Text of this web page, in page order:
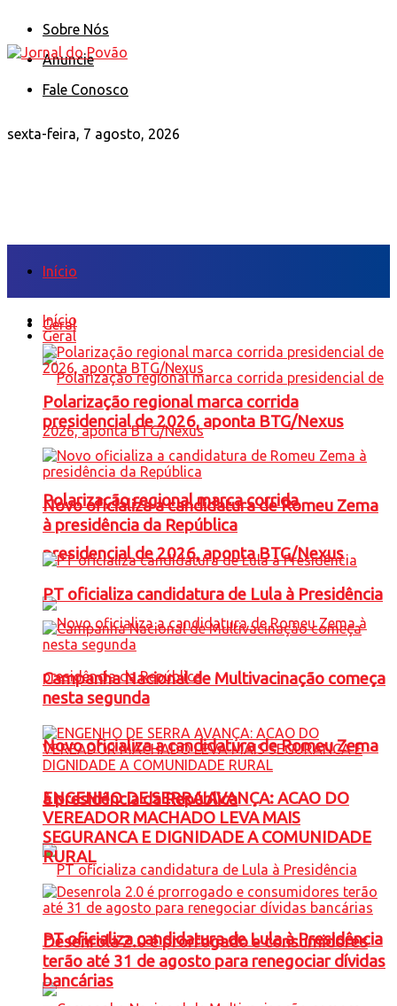
Sobre Nós
Anuncie
Fale Conosco
sexta-feira, 7 agosto, 2026
Início
Geral
Polarização regional marca corrida
presidencial de 2026, aponta BTG/Nexus
Novo oficializa a candidatura de Romeu Zema
à presidência da República
PT oficializa candidatura de Lula à Presidência
Início
Geral
Polarização regional marca corrida
presidencial de 2026, aponta BTG/Nexus
Novo oficializa a candidatura de Romeu Zema
à presidência da República
PT oficializa candidatura de Lula à Presidência
Campanha Nacional de Multivacinação começa
nesta segunda
ENGENHO DE SERRA AVANÇA: ACAO DO
VEREADOR MACHADO LEVA MAIS
SEGURANCA E DIGNIDADE A COMUNIDADE
RURAL
Desenrola 2.0 é prorrogado e consumidores
terão até 31 de agosto para renegociar dívidas
bancárias